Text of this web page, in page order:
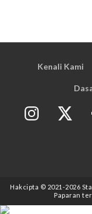
Kenali Kami
Hakcipta © 2021 -2026
Paparan